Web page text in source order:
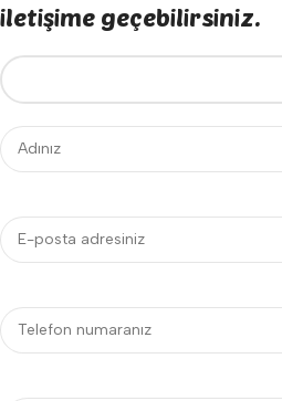
iletişime geçebilirsiniz.